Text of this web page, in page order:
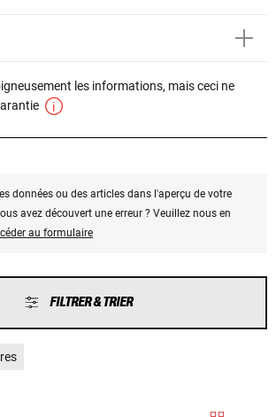
les informations, mais ceci ne
données ou des articles dans l'aperçu de votre
avez découvert une erreur ? Veuillez nous en
au formulaire
FILTRER & TRIER